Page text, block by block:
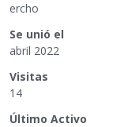
ercho
Se unió el
abril 2022
Visitas
14
Último Activo